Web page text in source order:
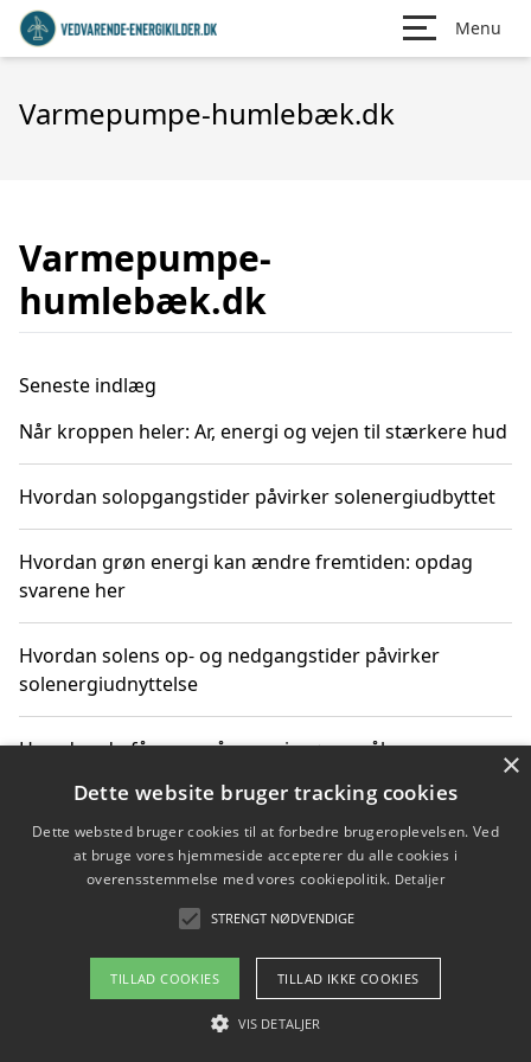
Menu
Varmepumpe-humlebæk.dk
Varmepumpe-
humlebæk.dk
Seneste indlæg
Når kroppen heler: Ar, energi og vejen til stærkere hud
Hvordan solopgangstider påvirker solenergiudbyttet
Hvordan grøn energi kan ændre fremtiden: opdag
svarene her
Hvordan solens op- og nedgangstider påvirker
solenergiudnyttelse
Hvordan du får svar på energispørgsmål om
Copyright 2026 - Pilanto Aps
Om / kontakt
Blog Betingelser
×
Dette website bruger tracking cookies
Dette websted bruger cookies til at forbedre brugeroplevelsen. Ved
at bruge vores hjemmeside accepterer du alle cookies i
overensstemmelse med vores cookiepolitik. Detaljer
STRENGT NØDVENDIGE
TILLAD COOKIES TILLAD IKKE COOKIES
VIS DETALJER